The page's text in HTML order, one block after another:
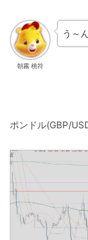
朝霧 桃符
う～
ポンドル(GBP/